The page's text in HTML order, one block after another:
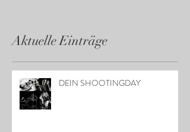
Aktuelle Einträge
DEIN SHOOTINGDAY